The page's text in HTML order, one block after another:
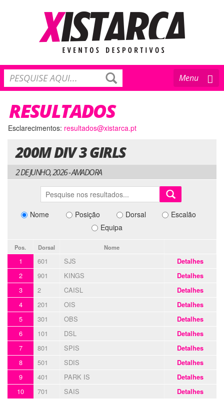
Toggle
navigation
Menu
RESULTADOS
Esclarecimentos: resultados@xistarca.pt
200M DIV 3 GIRLS
2 DE JUNHO, 2026 - AMADORA
Nome Posição Dorsal
Escalão
Equipa
Pos. Dorsal Nome
1 601 SJS Detalhes
2 901 KINGS Detalhes
3 2 CAISL Detalhes
4 201 OIS Detalhes
5 301 OBS Detalhes
6 101 DSL Detalhes
7 801 SPIS Detalhes
8 501 SDIS Detalhes
9 401 PARK IS Detalhes
10 701 SAIS Detalhes